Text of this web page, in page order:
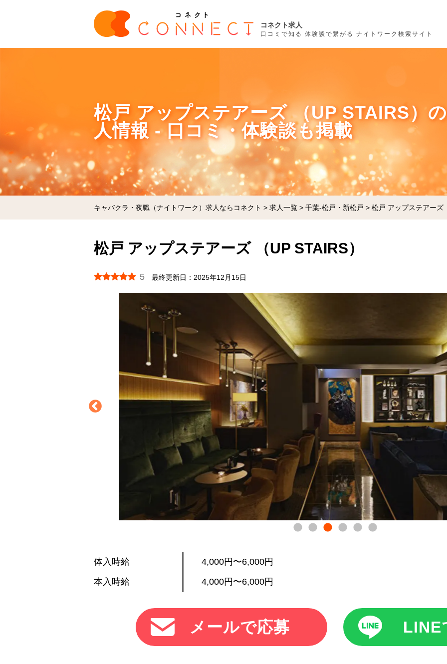
コネクト求人
口コミで知る 体験談で繋がる ナイトワーク検索サイト
松戸 アップステアーズ （UP STAIRS）
人情報 - 口コミ・体験談も掲載
キャバクラ・夜職（ナイトワーク）求人ならコネクト > 求人一覧 > 千葉-松戸・新松戸 > 松戸 アップステアーズ
松戸 アップステアーズ （UP STAIRS）
5 最終更新日： 2025年12月15日
体入時給
4,000円〜6,000円
本入時給
4,000円〜6,000円
メールで応募 LINE